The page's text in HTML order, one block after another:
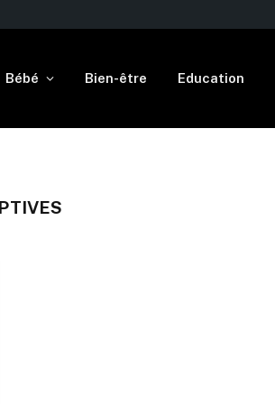
Bébé Bien-être Education